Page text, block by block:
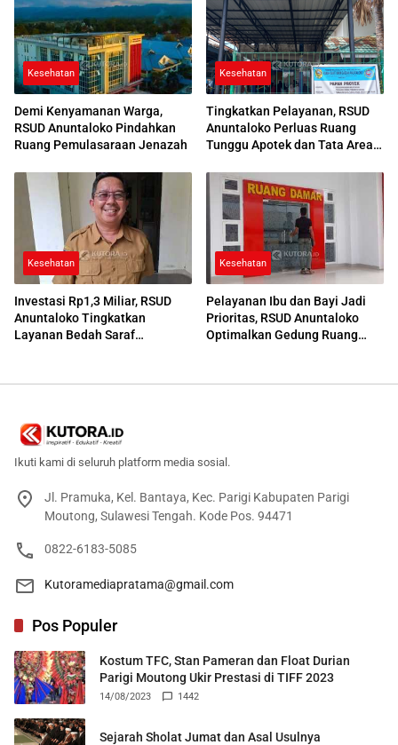
Kesehatan
Demi Kenyamanan Warga,
RSUD Anuntaloko Pindahkan
Ruang Pemulasaraan Jenazah
Kesehatan
Tingkatkan Pelayanan, RSUD
Anuntaloko Perluas Ruang
Tunggu Apotek dan Tata Area
Kesehatan
Investasi Rp1,3 Miliar, RSUD
Anuntaloko Tingkatkan
Layanan Bedah Saraf
Kesehatan
Pelayanan Ibu dan Bayi Jadi
Prioritas, RSUD Anuntaloko
Optimalkan Gedung Ruang
Ikuti kami di seluruh platform media sosial.
Jl. Pramuka, Kel. Bantaya, Kec. Parigi Kabupaten Parigi
Moutong, Sulawesi Tengah. Kode Pos. 94471
0822-6183-5085
Kutoramediapratama@gmail.com
Pos Populer
Kostum TFC, Stan Pameran dan Float Durian
Parigi Moutong Ukir Prestasi di TIFF 2023
14/08/2023 1442
Sejarah Sholat Jumat dan Asal Usulnya